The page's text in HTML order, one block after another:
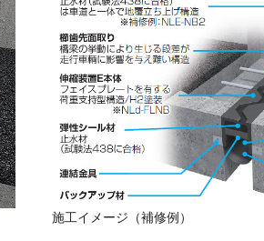
施工イメージ（補修例）